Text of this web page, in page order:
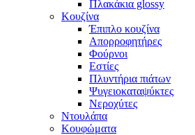
Πλακάκια glossy
Κουζίνα
Έπιπλο κουζίνα
Απορροφητήρες
Φούρνοι
Εστίες
Πλυντήρια πιάτων
Ψυγειοκαταψύκτες
Νεροχύτες
Ντουλάπα
Κουφώματα